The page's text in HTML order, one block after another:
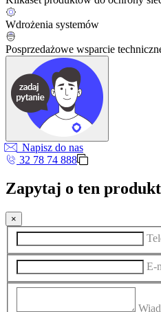
Wdrożenia systemów
Posprzedażowe wsparcie
Napisz do nas
32 78 74 888
Zapytaj o ten produkt
×
E-